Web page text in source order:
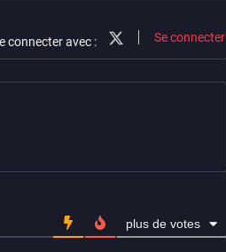
connecter avec : Se connecter
plus de votes